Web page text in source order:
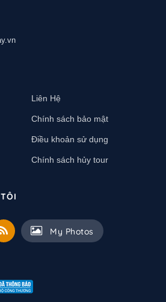
Liên Hệ
Chính sách bảo mật
Điều khoản sử dụng
Chính sách hủy tour
My Photos